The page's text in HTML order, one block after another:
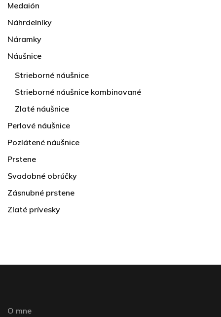
Medaión
Náhrdelníky
Náramky
Náušnice
Strieborné náušnice
Strieborné náušnice kombinované
Zlaté náušnice
Perlové náušnice
Pozlátené náušnice
Prstene
Svadobné obrúčky
Zásnubné prstene
Zlaté prívesky
O mne